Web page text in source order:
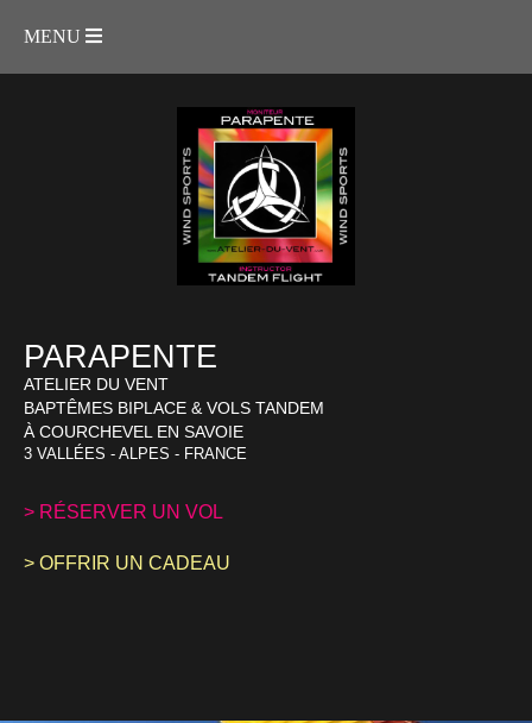
MENU
PARAPENTE
ATELIER DU VENT
BAPTÊMES BIPLACE & VOLS TANDEM
À COURCHEVEL EN SAVOIE
3 VALLÉES - ALPES - FRANCE
> RÉSERVER UN VOL
> OFFRIR UN CADEAU